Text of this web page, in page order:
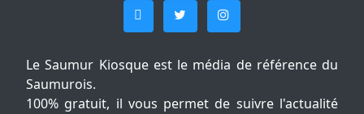
Le Saumur Kiosque est le média de référence du
Saumurois.
100% gratuit, il vous permet de suivre l'actualité